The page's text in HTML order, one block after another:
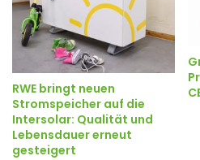
RWE bringt neuen
Stromspeicher auf die
Intersolar: Qualität und
Lebensdauer erneut
gesteigert